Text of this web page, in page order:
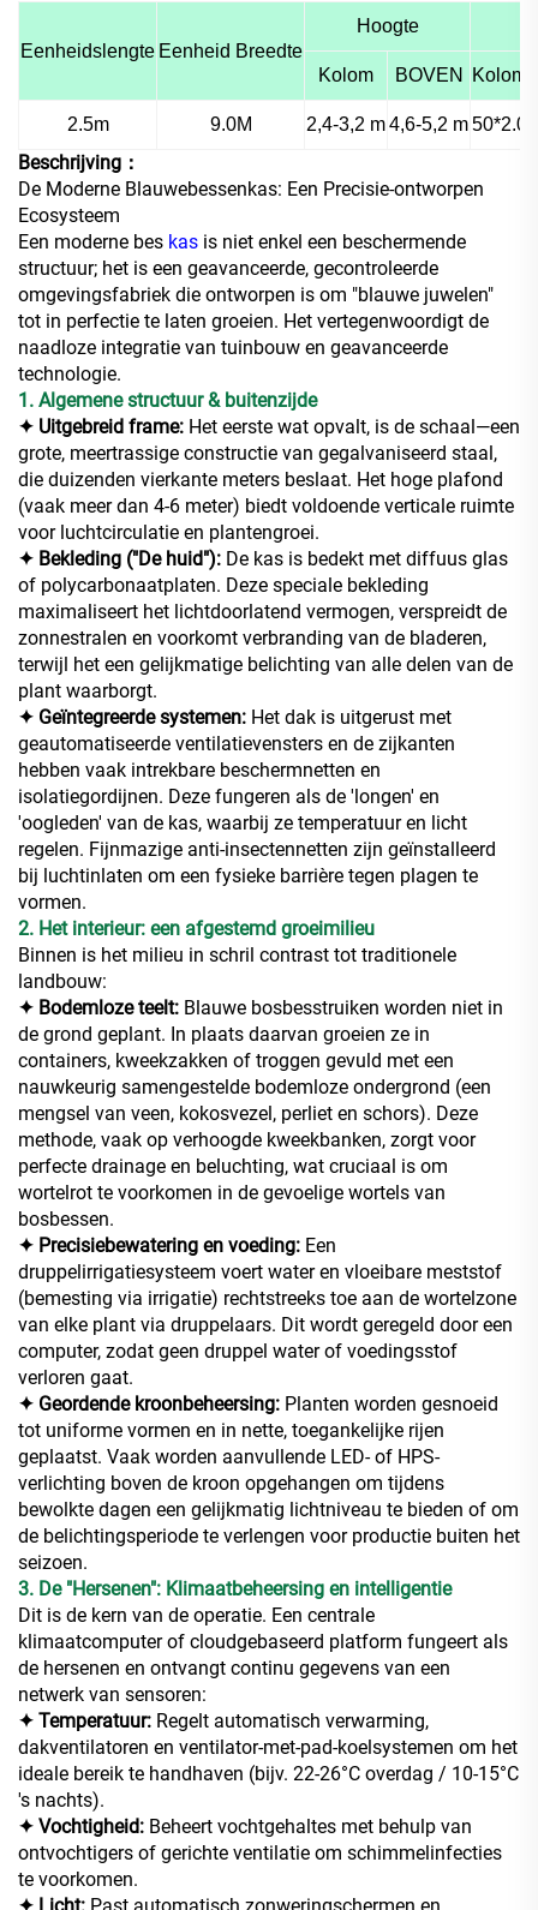
Eenheidslengte Eenheid Breedte
Hoogte
Kolom BOVEN Kolom
2.5m 9.0M 2,4-3,2 m4,6-5,2 m50*2.0
Beschrijving：
De Moderne Blauwebessenkas: Een Precisie-ontworpen
Ecosysteem
Een moderne bes kas is niet enkel een beschermende
structuur; het is een geavanceerde, gecontroleerde
omgevingsfabriek die ontworpen is om "blauwe juwelen"
tot in perfectie te laten groeien. Het vertegenwoordigt de
naadloze integratie van tuinbouw en geavanceerde
technologie.
1. Algemene structuur & buitenzijde
✦ Uitgebreid frame: Het eerste wat opvalt, is de schaal—een
grote, meertrassige constructie van gegalvaniseerd staal,
die duizenden vierkante meters beslaat. Het hoge plafond
(vaak meer dan 4-6 meter) biedt voldoende verticale ruimte
voor luchtcirculatie en plantengroei.
✦ Bekleding ("De huid"): De kas is bedekt met diffuus glas
of polycarbonaatplaten. Deze speciale bekleding
maximaliseert het lichtdoorlatend vermogen, verspreidt de
zonnestralen en voorkomt verbranding van de bladeren,
terwijl het een gelijkmatige belichting van alle delen van de
plant waarborgt.
✦ Geïntegreerde systemen: Het dak is uitgerust met
geautomatiseerde ventilatievensters en de zijkanten
hebben vaak intrekbare beschermnetten en
isolatiegordijnen. Deze fungeren als de 'longen' en
'oogleden' van de kas, waarbij ze temperatuur en licht
regelen. Fijnmazige anti-insectennetten zijn geïnstalleerd
bij luchtinlaten om een fysieke barrière tegen plagen te
vormen.
2. Het interieur: een afgestemd groeimilieu
Binnen is het milieu in schril contrast tot traditionele
landbouw:
✦ Bodemloze teelt: Blauwe bosbesstruiken worden niet in
de grond geplant. In plaats daarvan groeien ze in
containers, kweekzakken of troggen gevuld met een
nauwkeurig samengestelde bodemloze ondergrond (een
mengsel van veen, kokosvezel, perliet en schors). Deze
methode, vaak op verhoogde kweekbanken, zorgt voor
perfecte drainage en beluchting, wat cruciaal is om
wortelrot te voorkomen in de gevoelige wortels van
bosbessen.
✦ Precisiebewatering en voeding: Een
druppelirrigatiesysteem voert water en vloeibare meststof
(bemesting via irrigatie) rechtstreeks toe aan de wortelzone
van elke plant via druppelaars. Dit wordt geregeld door een
computer, zodat geen druppel water of voedingsstof
verloren gaat.
✦ Geordende kroonbeheersing: Planten worden gesnoeid
tot uniforme vormen en in nette, toegankelijke rijen
geplaatst. Vaak worden aanvullende LED- of HPS-
verlichting boven de kroon opgehangen om tijdens
bewolkte dagen een gelijkmatig lichtniveau te bieden of om
de belichtingsperiode te verlengen voor productie buiten het
seizoen.
3. De "Hersenen": Klimaatbeheersing en intelligentie
Dit is de kern van de operatie. Een centrale
klimaatcomputer of cloudgebaseerd platform fungeert als
de hersenen en ontvangt continu gegevens van een
netwerk van sensoren:
✦ Temperatuur: Regelt automatisch verwarming,
dakventilatoren en ventilator-met-pad-koelsystemen om het
ideale bereik te handhaven (bijv. 22-26°C overdag / 10-15°C
's nachts).
✦ Vochtigheid: Beheert vochtgehaltes met behulp van
ontvochtigers of gerichte ventilatie om schimmelinfecties
te voorkomen.
✦ Licht: Past automatisch zonweringschermen en